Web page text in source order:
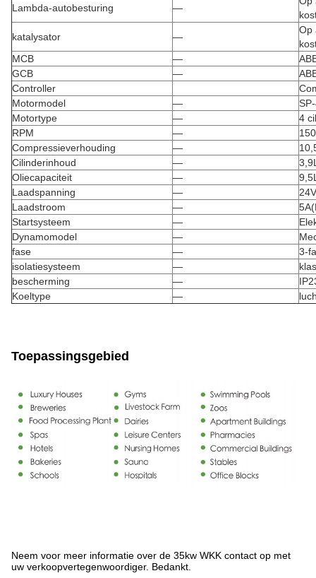
Lambda-autobesturing
—
katalysator
—
Op
MCB
—
GCB
—
Controller
Motormodel
—
Motortype
—
4
RPM
—
Compressieverhouding
—
Cilinderinhoud
—
Oliecapaciteit
—
Laadspanning
—
Laadstroom
—
Startsysteem
—
Dynamomodel
—
fase
—
3-
isolatiesysteem
—
bescherming
—
Koeltype
—
Toepassingsgebied
Neem voor meer informatie over de 35kw WKK contact op met
uw verkoopvertegenwoordiger. Bedankt.